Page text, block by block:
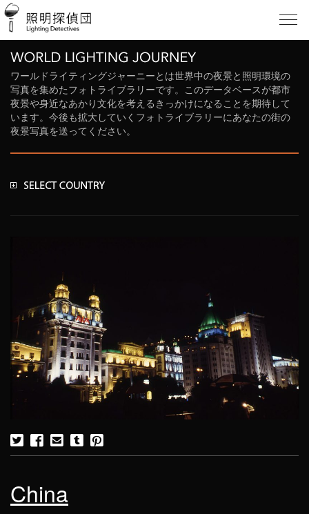
ワールドライティングジャーニーとは世界中の夜景と照明環境の
写真を集めたフォトライブラリーです。このデータベースが都市
夜景や身近なあかり文化を考えるきっかけになることを期待して
います。今後も拡大していくフォトライブラリーにあなたの街の
夜景写真を送ってください。
China